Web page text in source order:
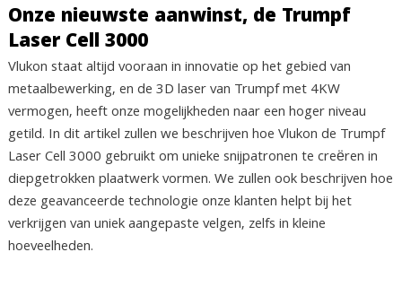
Onze nieuwste aanwinst, de Trumpf
Laser Cell 3000
Vlukon staat altijd vooraan in innovatie op het gebied van
metaalbewerking, en de 3D laser van Trumpf met 4KW
vermogen, heeft onze mogelijkheden naar een hoger niveau
getild. In dit artikel zullen we beschrijven hoe Vlukon de Trumpf
Laser Cell 3000 gebruikt om unieke snijpatronen te creëren in
diepgetrokken plaatwerk vormen. We zullen ook beschrijven hoe
deze geavanceerde technologie onze klanten helpt bij het
verkrijgen van uniek aangepaste velgen, zelfs in kleine
hoeveelheden.